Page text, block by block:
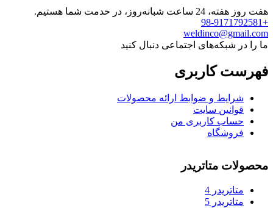
هفت روز هفته، 24 ساعت شبانه‌روز، در خدمت شما هستیم.
+98-9171792581
weldinco@gmail.com
ما را در شبکه‌های اجتماعی دنبال کنید
فهرست کاربری
شرایط و ضوابط ارائه محصولات
قوانین سایت
حساب کاربری من
فروشگاه
محصولات متاتریدر
متاتريدر 4
متاتريدر 5